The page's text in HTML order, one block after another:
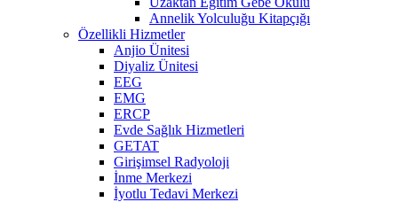
Annelik Yolculuğu Kitapçığı
Özellikli Hizmetler
Anjio Ünitesi
Diyaliz Ünitesi
EEG
EMG
ERCP
Evde Sağlık Hizmetleri
GETAT
Girişimsel Radyoloji
İnme Merkezi
İyotlu Tedavi Merkezi